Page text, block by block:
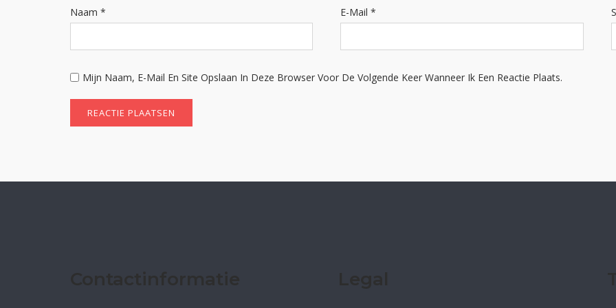
Naam * E-Mail*
Mijn Naam, E-Mail En Site Opslaan In Deze Browser Voor De Volgende Keer Wanneer Ik Een Reactie Plaats.